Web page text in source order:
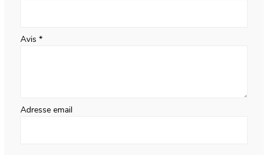
Avis
Adresse email